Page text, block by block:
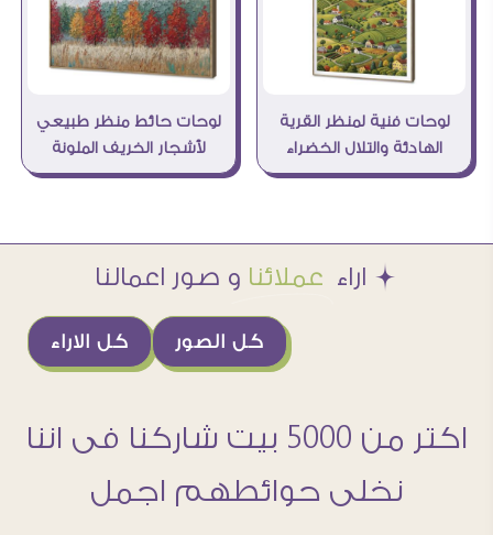
لوحات فنية لمنظر القرية
الهادئة والتلال الخضراء
لوحات حائط منظر طبيعي
لأشجار الخريف الملونة
Æ اراء عملائنا و صور اعمالنا
كل الاراء كل الصور
اكتر من 5000 بيت شاركنا فى اننا
نخلى حوائطهم اجمل